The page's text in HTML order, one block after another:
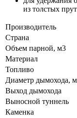
из толстых
Производитель
Страна
Объем парной, м3
Материал
Топливо
Диаметр дымохода,
Выход дымохода
Выносной туннель
Каменка